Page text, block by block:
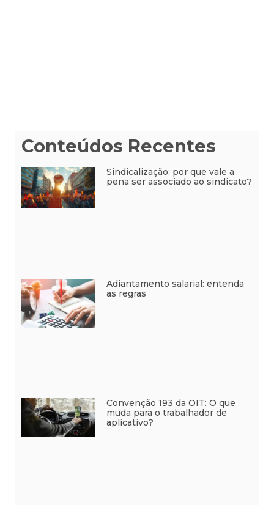
Conteúdos Recentes
Sindicalização: por que vale a
pena ser associado ao sindicato?
Adiantamento salarial: entenda
as regras
Convenção 193 da OIT: O que
muda para o trabalhador de
aplicativo?